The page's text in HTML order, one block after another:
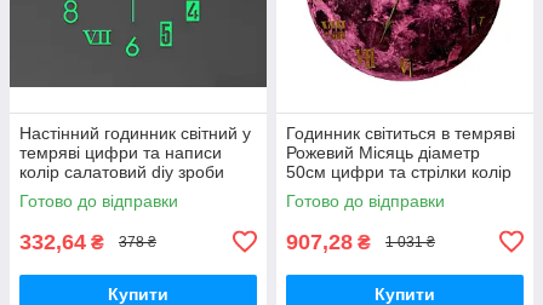
Настінний годинник світний у
темряві цифри та написи
колір салатовий diy зроби
сам 40 см
Готово до відправки
332,64 ₴ 378 ₴
Купити
Годинник світиться в темряві
Рожевий Місяць діаметр
50см цифри та стрілки колір
золото
Готово до відправки
907,28 ₴ 1 031 ₴
Купити